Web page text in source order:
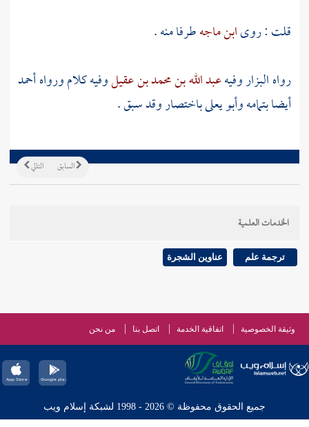
قلت : روىابن ماجهطرفا منه .
رواهالبزاروفيهعبد الله بن محمد بن عقيلوفيه كلام ورواهأحمد
أيضا بتمامهوأبو يعلىباختصار وقد سبق .
التالي السابق
الخدمات العلمية
ترجمة علم عناوين الشجرة
وثيقة الخصوصية اتفاقية الخدمة اتصل بنا من نحن
جميع الحقوق محفوظة © 2026 - 1998 لشبكة إسلام ويب